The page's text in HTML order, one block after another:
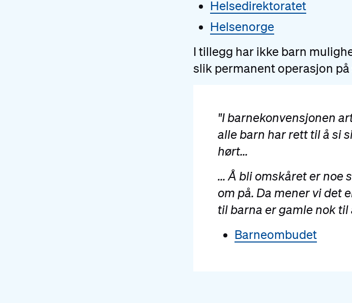
Helsedirektoratet
Helsenorge
I tillegg har ikke barn
slik permanent operasjon på
"I barnekonvensjonen
alle barn har rett til å si
hørt...
... Å bli omskåret er noe
om på. Da mener vi det
til barna er gamle nok til
Barneombudet